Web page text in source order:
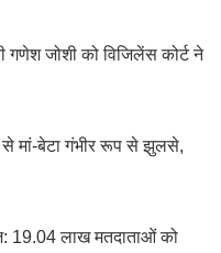
जोशी को विजिलेंस कोर्ट ने
से मां-बेटा गंभीर रूप से झुलसे,
19.04 लाख मतदाताओं को